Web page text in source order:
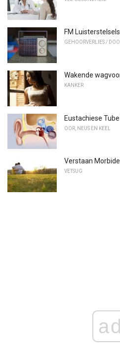
FM Luisterstelsels
GEHOORVERLIES /
Wakende
KANKER
Eustachiese
OOR, NEUS EN KEEL
Verstaan
VETSUG
ad